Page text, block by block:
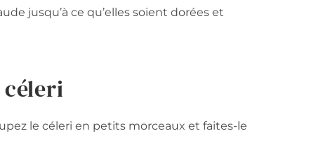
jusqu’à ce qu’elles soient dorées et
céleri
le céleri en petits morceaux et faites-le